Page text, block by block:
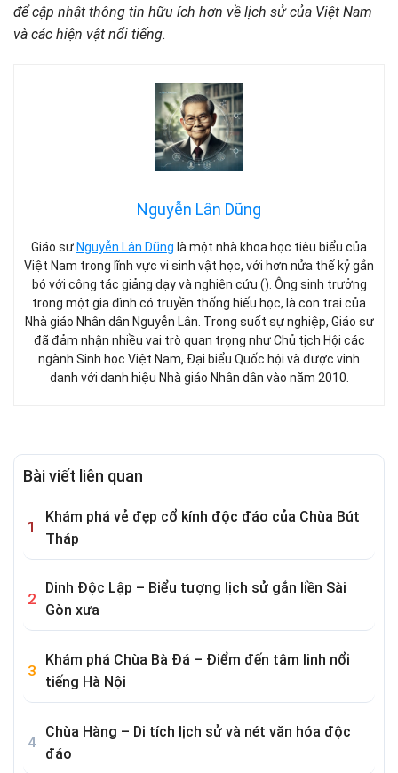
để cập nhật thông tin hữu ích hơn về lịch sử của Việt Nam
và các hiện vật nổi tiếng.
Nguyễn Lân Dũng
Giáo sư Nguyễn Lân Dũng là một nhà khoa học tiêu biểu của
Việt Nam trong lĩnh vực vi sinh vật học, với hơn nửa thế kỷ gắn
bó với công tác giảng dạy và nghiên cứu (). Ông sinh trưởng
trong một gia đình có truyền thống hiếu học, là con trai của
Nhà giáo Nhân dân Nguyễn Lân. Trong suốt sự nghiệp, Giáo sư
đã đảm nhận nhiều vai trò quan trọng như Chủ tịch Hội các
ngành Sinh học Việt Nam, Đại biểu Quốc hội và được vinh
danh với danh hiệu Nhà giáo Nhân dân vào năm 2010.
Bài viết liên quan
Khám phá vẻ đẹp cổ kính độc đáo của Chùa Bút
Tháp
Dinh Độc Lập – Biểu tượng lịch sử gắn liền Sài
Gòn xưa
Khám phá Chùa Bà Đá – Điểm đến tâm linh nổi
tiếng Hà Nội
Chùa Hàng – Di tích lịch sử và nét văn hóa độc
đáo